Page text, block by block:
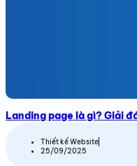
Landing page là gì? Giải
Thiết kế Website
25/09/2025